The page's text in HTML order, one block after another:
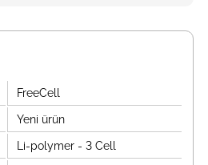
FreeCell
Yeni ürün
Li-polymer - 3 Cell